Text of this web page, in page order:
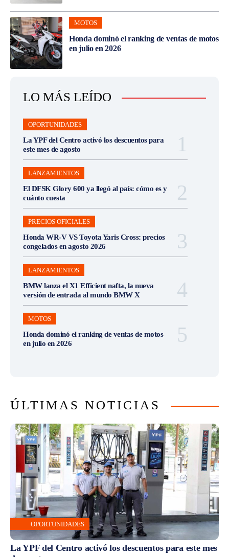
MOTOS
Honda dominó el ranking de ventas de motos
en julio en 2026
LO MÁS LEÍDO
OPORTUNIDADES
La YPF del Centro activó los descuentos para
este mes de agosto
LANZAMIENTOS
El DFSK Glory 600 ya llegó al país: cómo es y
cuánto cuesta
PRECIOS OFICIALES
Honda WR-V VS Toyota Yaris Cross: precios
congelados en agosto 2026
LANZAMIENTOS
BMW lanza el X1 Efficient nafta, la nueva
versión de entrada al mundo BMW X
MOTOS
Honda dominó el ranking de ventas de motos
en julio en 2026
ÚLTIMAS NOTICIAS
OPORTUNIDADES
La YPF del Centro activó los descuentos para este mes